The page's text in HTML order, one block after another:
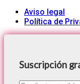
Aviso legal
Política de
Suscripción